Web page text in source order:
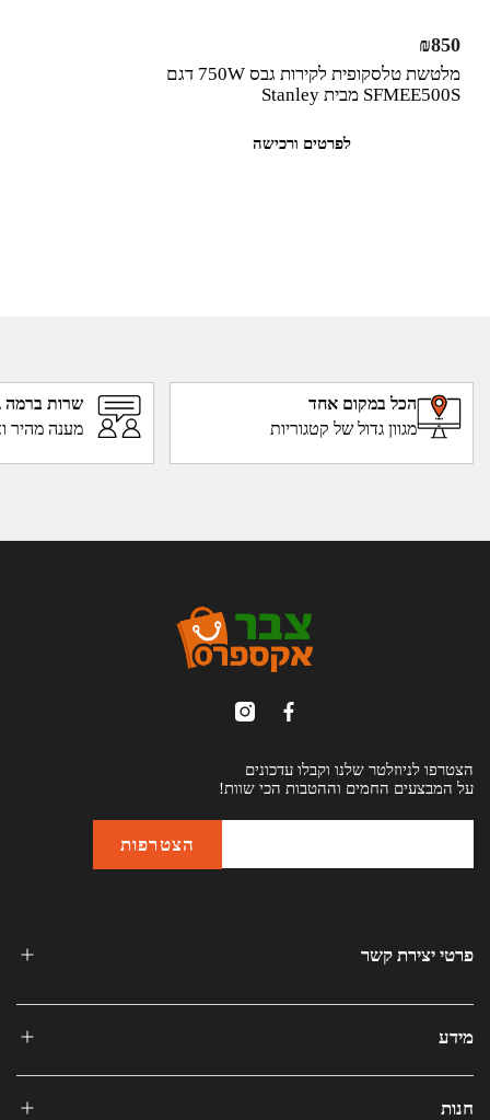
מלטשת טלסקופית לקירות גבס 750W דגם
SFMEE500S מבית Stanley
₪850
לפרטים ורכישה
הכל במקום אחד
מגוון גדול של קטגוריות
שרות ברמה
מענה מהיר
הצטרפו לניוזלטר שלנו וקבלו עדכונים
על המבצעים החמים וההטבות הכי שוות!
פרטי יצירת קשר
מידע
חנות